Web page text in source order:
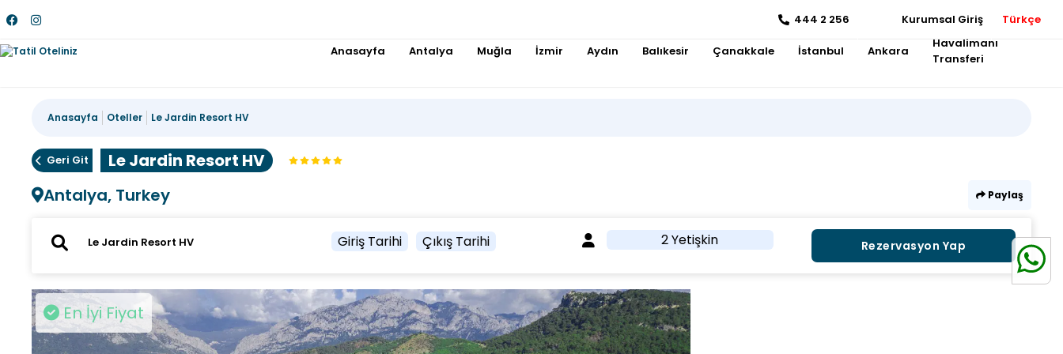
444 2 256 Kurumsal Giriş Türkçe
Anasayfa Antalya Muğla İzmir Aydın Balıkesir Çanakkale İstanbul Ankara
Havalimanı
Transferi
Anasayfa Oteller Le Jardin Resort HV
Geri Git
Le Jardin Resort HV
Antalya, Turkey
Paylaş
Giriş Tarihi Çıkış Tarihi 2 Yetişkin Rezervasyon Yap
En İyi Fiyat